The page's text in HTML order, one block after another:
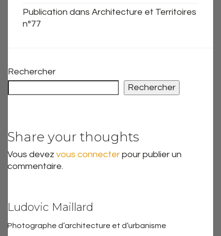
Publication dans Architecture et Territoires
n°77
Rechercher
Rechercher
Share your thoughts
Vous devez vous connecter pour publier un
commentaire.
Ludovic Maillard
Photographe d’architecture et d’urbanisme